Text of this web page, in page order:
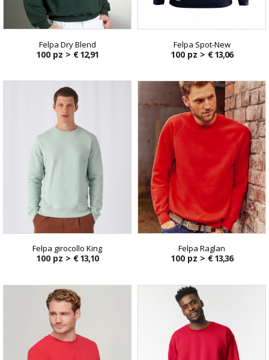
Felpa Dry Blend
100 pz > € 12,91
Felpa Spot-New
100 pz > € 13,06
Felpa girocollo King
100 pz > € 13,10
Felpa Raglan
100 pz > € 13,36